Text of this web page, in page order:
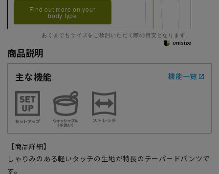
Find out more on your
body type
あくまでもサイズをご検討いただく際の目安となります。
商品説明
主な機能
機能一覧
【商品詳細】
しゃりみのある軽いタッチの生地が特長のテーパードパンツで
す。